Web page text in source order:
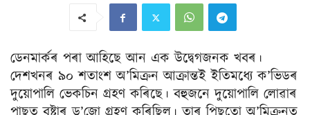
ডেনমাৰ্কৰ পৰা আহিছে আন এক উদ্বেগজনক খবৰ।
দেশখনৰ ৯০ শতাংশ অ’মিক্ৰন আক্ৰান্তই ইতিমধ্যে ক’ভিডৰ
দুয়োপালি ভেকচিন গ্ৰহণ কৰিছে। বহুজনে দুয়োপালি লোৱাৰ